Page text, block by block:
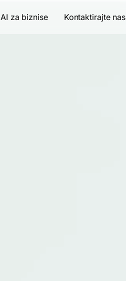
AI za biznise Kontaktirajte nas